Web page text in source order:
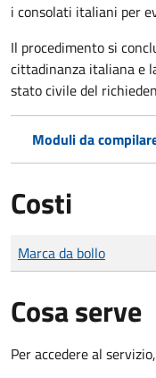
i consolati italiani per
Il procedimento si
cittadinanza italiana e
stato civile del
Moduli da
Costi
Tipo di pagamento
Importo
Marca da bollo
Cosa serve
Per accedere al